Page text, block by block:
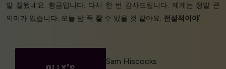
말 잘됐네요. 황금입니다. 다시 한 번 감사드립니다. 제게는 정말 큰
의미가 있습니다. 오늘 밤 푹 잘 수 있을 것 같아요. 전설적이야’
Sam Hiscocks